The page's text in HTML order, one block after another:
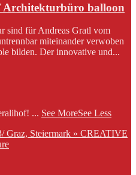
Architekturbüro balloon
sind für Andreas Gratl vom
miteinander verwoben
bilden. Der innovative und...
... See MoreSee Less
Graz, Steiermark » CREATIVE